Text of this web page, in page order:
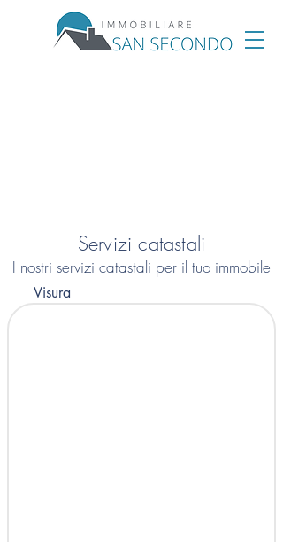
Servizi catastali
I nostri servizi catastali per il tuo immobile
Visura